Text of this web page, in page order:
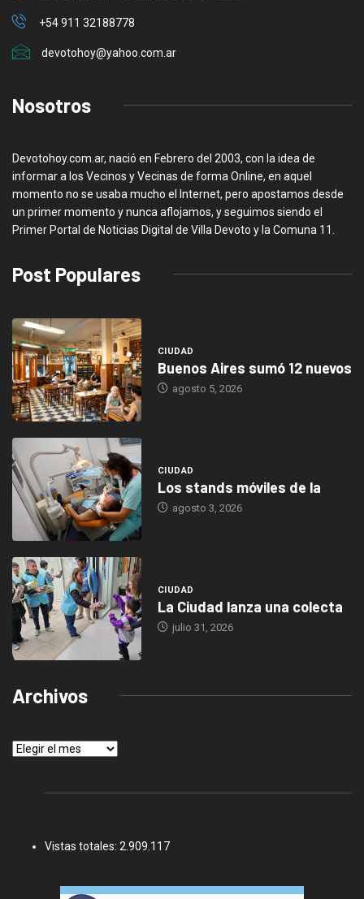
+54 911 32188778
devotohoy@yahoo.com.ar
Nosotros
Devotohoy.com.ar, nació en Febrero del 2003, con la idea de
informar a los Vecinos y Vecinas de forma Online, en aquel
momento no se usaba mucho el Internet, pero apostamos desde
un primer momento y nunca aflojamos, y seguimos siendo el
Primer Portal de Noticias Digital de Villa Devoto y la Comuna 11.
Post Populares
CIUDAD
Buenos Aires sumó 12 nuevos
agosto 5, 2026
CIUDAD
Los stands móviles de la
agosto 3, 2026
CIUDAD
La Ciudad lanza una colecta
julio 31, 2026
Archivos
Archivos
Vistas totales: 2.909.117